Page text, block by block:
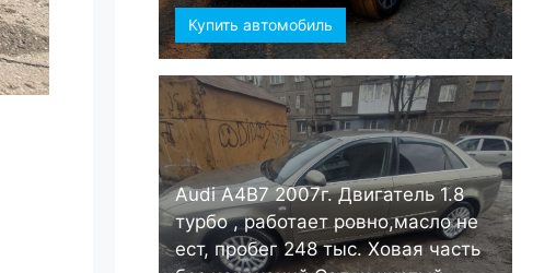
Купить автомобиль
Audi А4B7 2007г. Двигатель 1.8
турбо , работает ровно,масло не
ест, пробег 248 тыс. Ховая часть